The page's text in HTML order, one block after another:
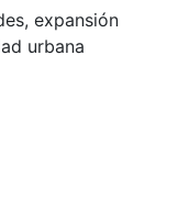
, expansión
urbana